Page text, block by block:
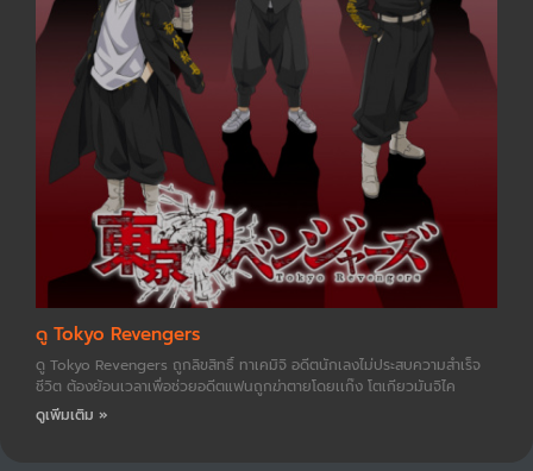
ดู Tokyo Revengers
ดู Tokyo Revengers ถูกลิขสิทธิ์ ทาเคมิจิ อดีตนักเลงไม่ประสบความสำเร็จ
ชีวิต ต้องย้อนเวลาเพื่อช่วยอดีตแฟนถูกฆ่าตายโดยเเก๊ง โตเกียวมันจิไค
ดูเพิ่มเติม »